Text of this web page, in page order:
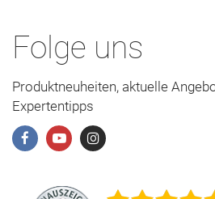
Folge uns
Produktneuheiten, aktuelle
Expertentipps